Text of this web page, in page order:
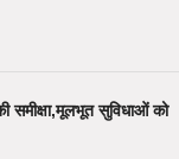
समीक्षा,मूलभूत सुविधाओं को